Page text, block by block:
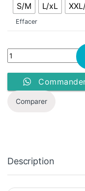
S/M L/xL
Effacer
vêtements
Comparer
Description